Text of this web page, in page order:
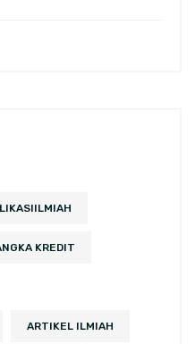
KREDIT
ARTIKEL ILMIAH